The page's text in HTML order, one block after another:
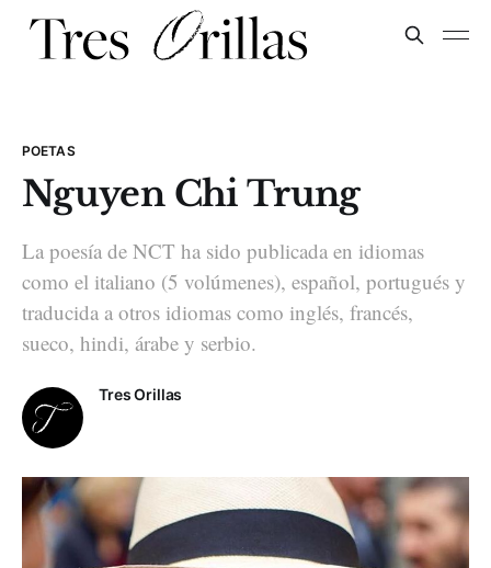
POETAS
Nguyen Chi Trung
La poesía de NCT ha sido publicada en idiomas
como el italiano (5 volúmenes), español, portugués y
traducida a otros idiomas como inglés, francés,
sueco, hindi, árabe y serbio.
Tres Orillas